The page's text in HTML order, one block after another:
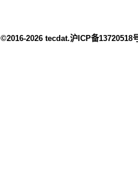
©2016-2026 tecdat.沪ICP备13720518